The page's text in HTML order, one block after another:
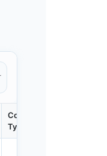
Container
Type